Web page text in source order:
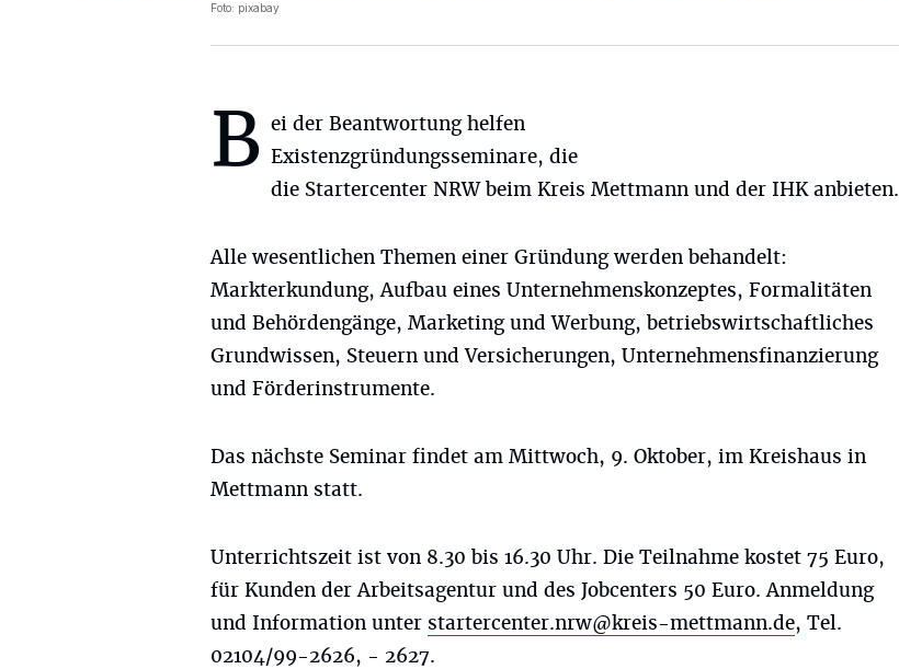
Foto: pixabay
B ei der Beantwortung helfen
Existenzgründungsseminare, die
die Startercenter NRW beim Kreis Mettmann und der IHK anbieten.
Alle wesentlichen Themen einer Gründung werden behandelt:
Markterkundung, Aufbau eines Unternehmenskonzeptes, Formalitäten
und Behördengänge, Marketing und Werbung, betriebswirtschaftliches
Grundwissen, Steuern und Versicherungen, Unternehmensfinanzierung
und Förderinstrumente.
Das nächste Seminar findet am Mittwoch, 9. Oktober, im Kreishaus in
Mettmann statt.
Unterrichtszeit ist von 8.30 bis 16.30 Uhr. Die Teilnahme kostet 75 Euro,
für Kunden der Arbeitsagentur und des Jobcenters 50 Euro. Anmeldung
und Information unter startercenter.nrw@kreis-mettmann.de, Tel.
02104/99-2626, - 2627.